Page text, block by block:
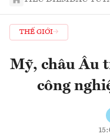
THẾ GIỚI
Mỹ, châu Âu
công